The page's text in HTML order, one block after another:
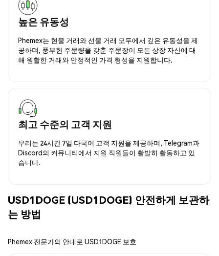
높은 유동성
Phemex는 현물 거래와 선물 거래 모두에서 깊은 유동성을 제
공하며, 풍부한 주문량을 갖춘 주문장이 모든 상장 자산에 대
해 원활한 거래와 안정적인 가격 형성을 지원합니다.
최고 수준의 고객 지원
우리는 24시간 7일 다국어 고객 지원을 제공하며, Telegram과
Discord의 커뮤니티에서 지원 직원들이 활발히 활동하고 있
습니다.
USD1DOGE (USD1DOGE) 안전하게 보관하
는 방법
Phemex 전문가의 안내로 USD1DOGE 보호